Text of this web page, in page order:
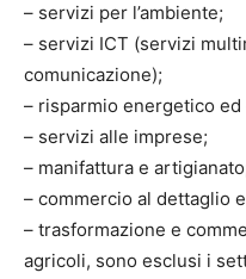
– servizi per l’ambiente;
– servizi ICT (servizi
comunicazione);
– risparmio energetico
– servizi alle imprese;
– manifattura e
– commercio al dettaglio
– trasformazione e
agricoli, sono esclusi i